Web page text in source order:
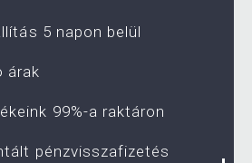
5 napon belül
árak
99%-a raktáron
pénzvisszafizetés